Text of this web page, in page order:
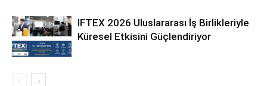
IFTEX 2026 Uluslararası İş Birlikleriyle
Küresel Etkisini Güçlendiriyor